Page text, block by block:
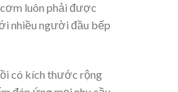
cơm luôn phải được
nhiều người đầu bếp
có kích thước rộng